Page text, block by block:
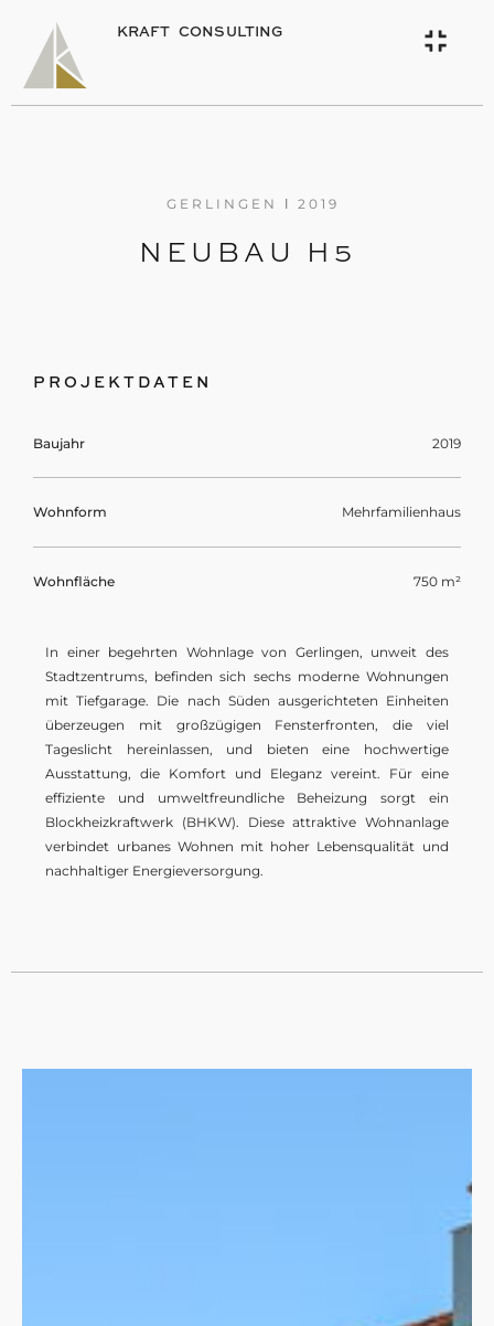
KRAFT CONSULTING
GERLINGEN Ι 2019
NEUBAU H5
In einer begehrten Wohnlage von Gerlingen, unweit des
Stadtzentrums, befinden sich sechs moderne Wohnungen
mit Tiefgarage. Die nach Süden ausgerichteten Einheiten
überzeugen mit großzügigen Fensterfronten, die viel
Tageslicht hereinlassen, und bieten eine hochwertige
Ausstattung, die Komfort und Eleganz vereint. Für eine
effiziente und umweltfreundliche Beheizung sorgt ein
Blockheizkraftwerk (BHKW). Diese attraktive Wohnanlage
verbindet urbanes Wohnen mit hoher Lebensqualität und
nachhaltiger Energieversorgung.
PROJEKTDATEN
Baujahr 2019
Wohnform Mehrfamilienhaus
Wohnfläche 750 m²